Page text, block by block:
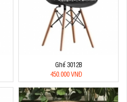
Ghế 3012B
450.000 VNĐ